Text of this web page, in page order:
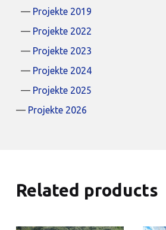
Projekte 2019
Projekte 2022
Projekte 2023
Projekte 2024
Projekte 2025
Projekte 2026
Related products